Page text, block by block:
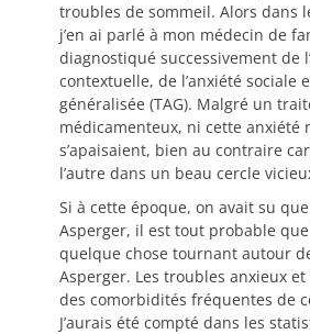
troubles de sommeil. Alors dans
j’en ai parlé à mon médecin de
diagnostiqué successivement de
contextuelle, de l’anxiété sociale
généralisée (TAG). Malgré un
médicamenteux, ni cette anxiété
s’apaisaient, bien au contraire
l’autre dans un beau cercle
Si à cette époque, on avait su
Asperger, il est tout probable que
quelque chose tournant autour
Asperger. Les troubles anxieux et
des comorbidités fréquentes de
J’aurais été compté dans les